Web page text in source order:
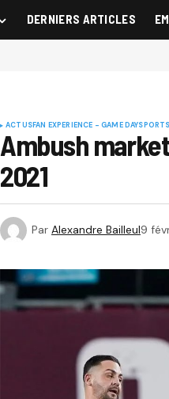
DERNIERS ARTICLES
ACTUSFAN EXPERIENCE - GAME DAY
Ambush
2021
Par Alexandre Bailleul9